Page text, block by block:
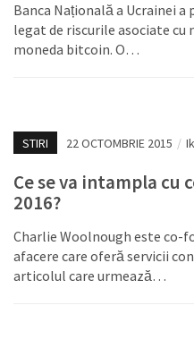
Banca Națională a Ucrainei
legat de riscurile asociate
moneda bitcoin. O…
STIRI 22 OCTOMBRIE 2015 /
Ce se va intampla
2016?
Charlie Woolnough este co-
afacere care oferă servicii
articolul care urmează…